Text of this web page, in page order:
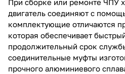
При сборке или ремонте ЧПУ
двигатель соединяют с
комплектующие отличаются
которая обеспечивает
продолжительный срок
соединительные муфты
прочного алюминиевого